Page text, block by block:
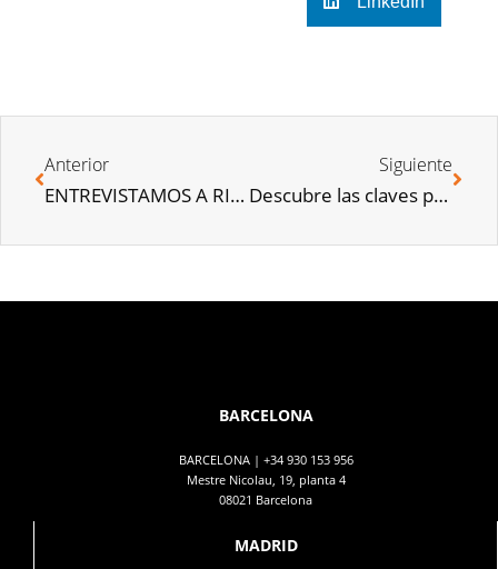
Anterior
ENTREVISTAMOS A RICARDO MARTÍ-FLUXÀ, PRESIDENTE DE LA ASOCIACION DE CONSULTORAS INMOBILIARIAS
Siguiente
Descubre las claves para invertir en vivienda en 2018
BARCELONA
BARCELONA | +34 930 153 956
Mestre Nicolau, 19, planta 4
08021 Barcelona
MADRID